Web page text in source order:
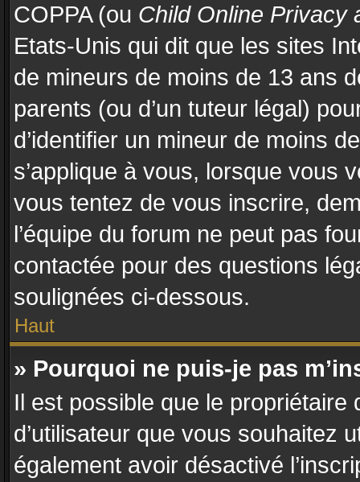
COPPA (ou Child Online Privacy
Etats-Unis qui dit que les sites
de mineurs de moins de 13 ans
parents (ou d’un tuteur légal)
d’identifier un mineur de moins
s’applique à vous, lorsque vous
vous tentez de vous inscrire,
l’équipe du forum ne peut pas
contactée pour des questions
soulignées ci-dessous.
Haut
» Pourquoi ne puis-je pas
Il est possible que le
d’utilisateur que vous souhaitez
également avoir désactivé